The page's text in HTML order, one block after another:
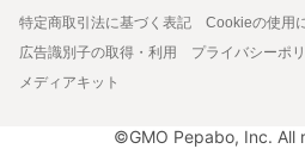
特定商取引法に基づく表記
Cookieの使用
広告識別子の取得・利用
プライバシーポ
メディアキット
©GMO Pepabo, Inc. All